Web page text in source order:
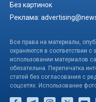
Без картинок
Реклама:
Все права на материалы,
охраняются в соответствии с
использовании материалов
обязательна. Перепечатка
статей без согласования с
соцсетях. Использование